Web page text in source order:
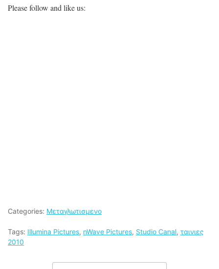
Please follow and like us:
Categories: Μεταγλωτισμενο
Tags: Illumina Pictures, nWave Pictures, Studio Canal, ταινιες
2010